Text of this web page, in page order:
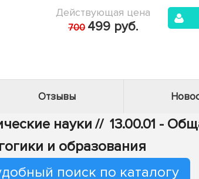
Действующая цена
700 499 руб.
Отзывы
науки // 13.00.01 -
и образования
поиск по каталогу